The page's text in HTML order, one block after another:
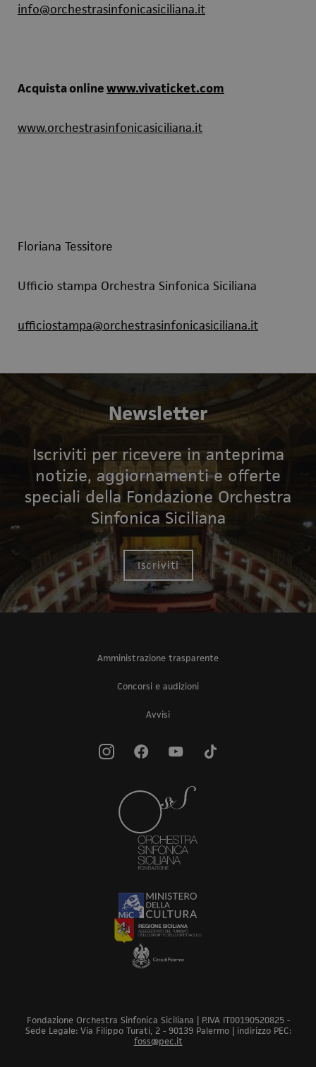
info@orchestrasinfonicasiciliana.it
Acquista onlinewww.vivaticket.com
www.orchestrasinfonicasiciliana.it
Floriana Tessitore
Ufficio stampa Orchestra Sinfonica Siciliana
ufficiostampa@orchestrasinfonicasiciliana.it
Newsletter
Iscriviti per ricevere in anteprima
notizie, aggiornamenti e offerte
speciali della Fondazione Orchestra
Sinfonica Siciliana
Iscriviti
Amministrazione trasparente
Concorsi e audizioni
Avvisi
Fondazione Orchestra Sinfonica Siciliana | P.IVA IT00190520825 -
Sede Legale: Via Filippo Turati, 2 - 90139 Palermo | indirizzo PEC:
foss@pec.it